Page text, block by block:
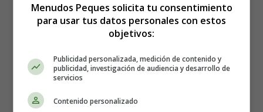
deudas, incluyendo el monto total, la tasa de interés y
el plazo de pago. Esto te dará una visión general de
tu panorama de deudas y te ayudará a entender cuáles
Ordena por tasas de interés: Prioriza tus deudas
según las tasas de interés.
plazo, por lo que es recomendable pagarlas primero.
Menudos Peques solicita tu consentimiento
para usar tus datos personales con estos
objetivos:
Publicidad personalizada, medición de contenido y
publicidad, investigación de audiencia y desarrollo de
servicios
Contenido personalizado